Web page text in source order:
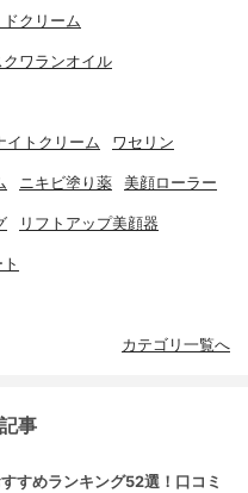
ドクリーム
クワランオイル
イトクリーム ワセリン
ニキビ塗り薬 美顔ローラー
リフトアップ美顔器
カテゴリ一覧へ
事
すめランキング52選！口コミ